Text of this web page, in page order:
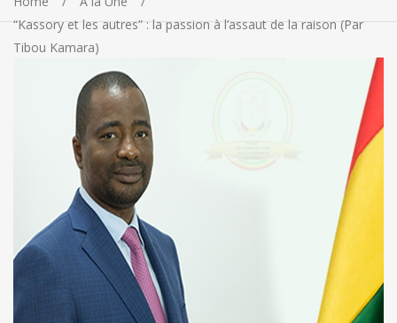
“Kassory et les autres” : la passion à l’assaut de la raison (Par
Tibou Kamara)